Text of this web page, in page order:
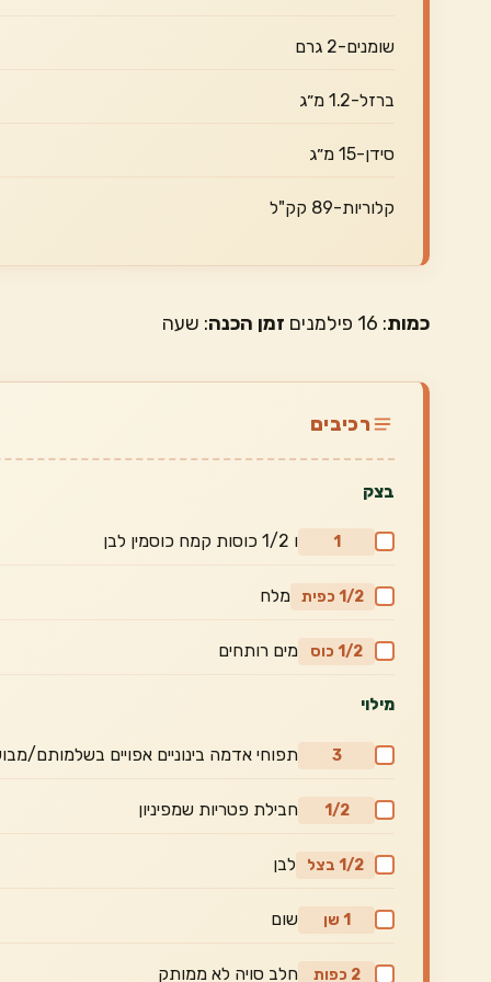
שומנים-2 גרם
ברזל-1.2 מ״ג
סידן-15 מ״ג
קלוריות-89 קק"ל
כמות: 16 פילמנים זמן הכנה: שעה
רכיבים
בצק
1 ו 1/2 כוסות קמח כוסמין לבן
1/2 כפית מלח
1/2 כוס מים רותחים
מילוי
3 תפוחי אדמה בינוניים אפויים בשלמותם/
1/2 חבילת פטריות שמפיניון
1/2 בצל לבן
1 שן שום
2 כפות חלב סויה לא ממותק